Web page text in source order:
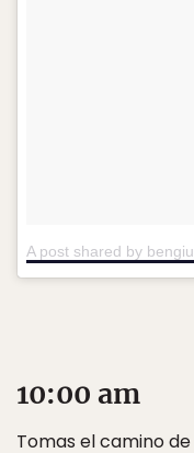
A post shared by
10:00 am
Tomas el camino